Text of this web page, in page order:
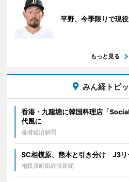
平野、今季限りで現
もっと見る
みん経トピ
香港・九龍塘に韓国料理店「
代風に
香港経済新聞
SC相模原、熊本と引き分け J3リ
相模原町田経済新聞